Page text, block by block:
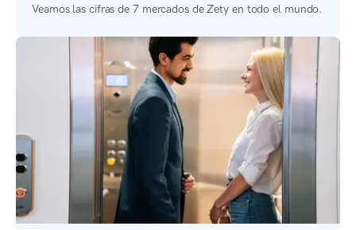
Veamos las cifras de 7 mercados de Zety en todo el mundo.